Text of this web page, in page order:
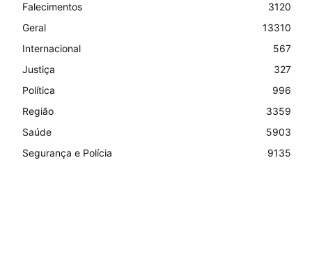
Falecimentos
3120
Geral
13310
Internacional
567
Justiça
327
Política
996
Região
3359
Saúde
5903
Segurança e Polícia
9135